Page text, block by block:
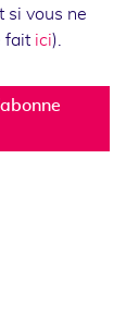
si vous ne
fait ici).